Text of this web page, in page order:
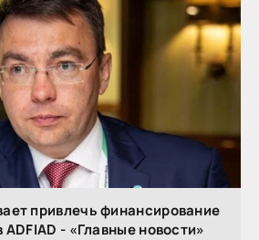
привлечь финансирование
- «Главные новости»